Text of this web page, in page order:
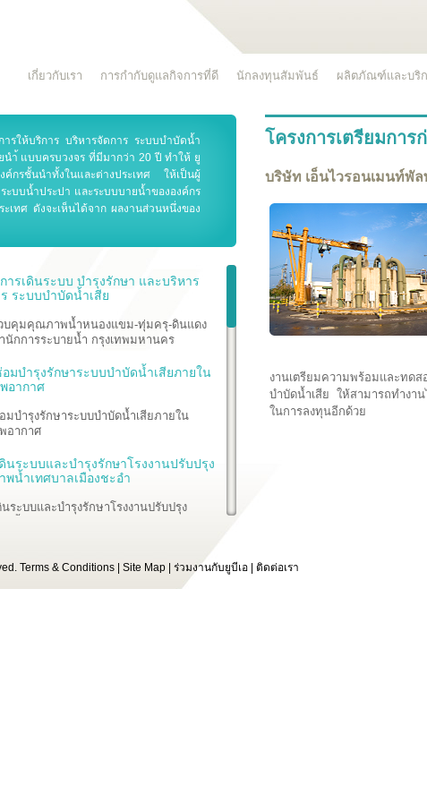
เกี่ยวกับเรา การกำกับดูแลกิจการที่ดี นักลงทุนสัมพันธ์ ผลิตภัณฑ์และบริ
ารให้บริการ บริหารจัดการ ระบบบำบัดน้ำ
นำ้ แบบครบวงจร ที่มีมากว่า 20 ปี ทำให้ ยู
ค์กรชั้นนำทั้งในและต่างประเทศ ให้เป็นผู้
ะบบน้ำประปา และระบบบายน้ำขององค์กร
เทศ ดังจะเห็นได้จาก ผลงานส่วนหนึ่งของ
ารเดินระบบ บำรุงรักษา และบริหาร
ระบบบำบัดน้ำเสีย
บคุมคุณภาพน้ำหนองแขม-ทุ่มครุ-ดินแดง
นักการระบายน้ำ กรุงเทพมหานคร
มบำรุงรักษาระบบบำบัดน้ำเสียภายใน
อากาศ
มบำรุงรักษาระบบบำบัดน้ำเสียภายใน
อากาศ
นระบบและบำรุงรักษาโรงงานปรับปรุง
น้ำเทศบาลเมืองชะอำ
นระบบและบำรุงรักษาโรงงานปรับปรุง
โครงการเตรียมการ
บริษัท เอ็นไวรอนเมนท์พัล
งานเตรียมความพร้อมและทด
บำบัดน้ำเสีย ให้สามารถทำง
ในการลงทุนอีกด้วย
Terms & Conditions| Site Map| ร่วมงานกับยูบีเอ| ติดต่อเรา